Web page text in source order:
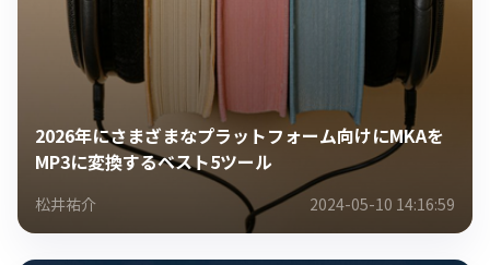
2026年にさまざまなプラットフォーム向けにMKAを
MP3に変換するベスト5ツール
松井祐介 2024-05-10 14:16:59